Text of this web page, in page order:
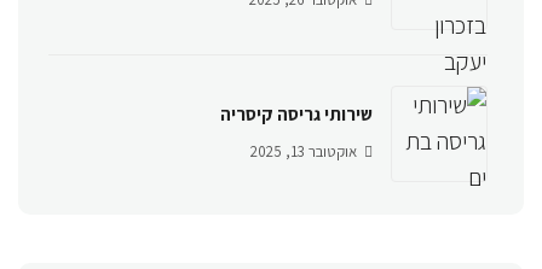
שירותי גריסה קיסריה
אוקטובר 13, 2025